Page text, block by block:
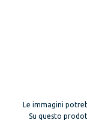
Le immagini
Su questo